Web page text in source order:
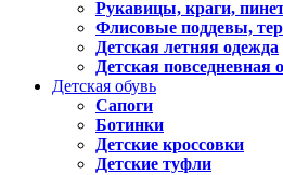
Рукавицы, краги,
Флисовые поддевы,
Детская летняя одежда
Детская повседневная
Детская обувь
Сапоги
Ботинки
Детские кроссовки
Детские туфли